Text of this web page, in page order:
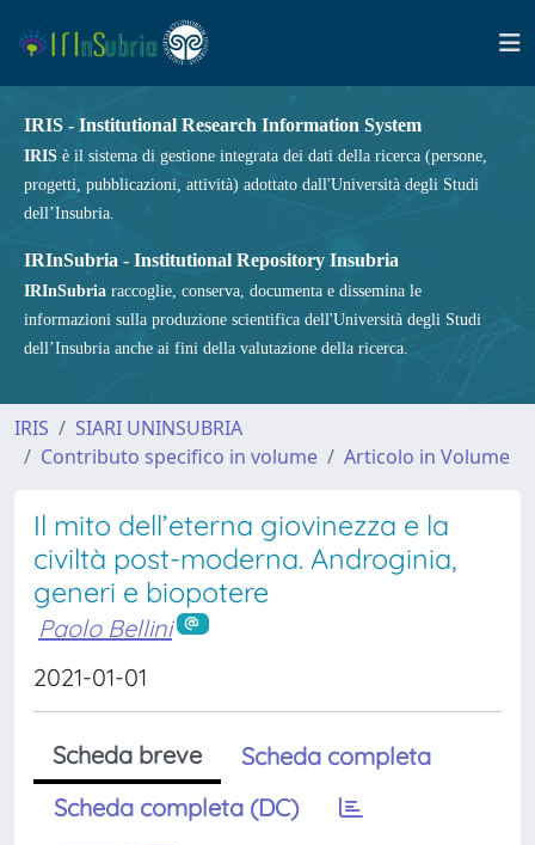
IRIS - Institutional Research Information System
IRIS è il sistema di gestione integrata dei dati della ricerca (persone,
progetti, pubblicazioni, attività) adottato dall'Università degli Studi
dell’Insubria.
IRInSubria - Institutional Repository Insubria
IRInSubria raccoglie, conserva, documenta e dissemina le
informazioni sulla produzione scientifica dell'Università degli Studi
dell’Insubria anche ai fini della valutazione della ricerca.
IRIS
SIARI UNINSUBRIA
Contributo specifico in volume
Articolo in Volume
Il mito dell’eterna giovinezza e la
civiltà post-moderna. Androginia,
generi e biopotere
Paolo Bellini
2021-01-01
Scheda breve
Scheda completa
Scheda completa (DC)